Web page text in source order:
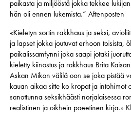
paikasta ja miljööstä jokka tekkee
hän oli ennen lukemista.” Aftenposten
«Kieletyn sortin rakkhaus ja seksi,
ja lapset jokka joutuvat erhoon toisista,
paikalissamfynni joka saapi jotaki
kieletty kiinostus ja rakkhaus Brita
Askan Mikon välilä oon se joka pistää
kauan aikaa sitte ko kropat ja intohimot
sanottunna seksikhäästi norjalaisessa
realistinen ja oikhein poeetinen kirja.»